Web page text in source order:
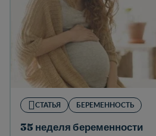
СТАТЬЯ БЕРЕМЕННОСТЬ
35 неделя беременности